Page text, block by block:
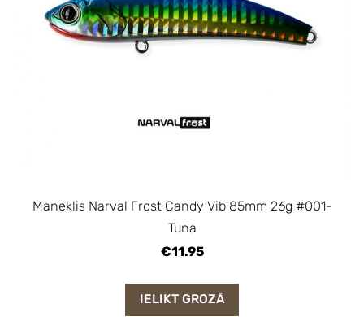
Māneklis Narval Frost Candy Vib 85mm 26g #001-
Tuna
€11.95
IELIKT GROZĀ